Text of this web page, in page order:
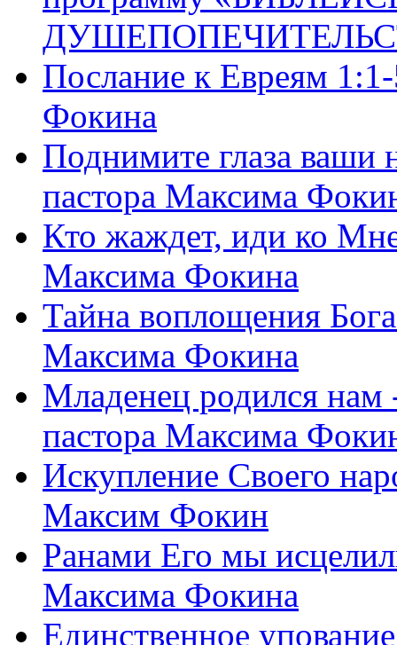
Послание к Евреям
Фокина
Поднимите глаза ваши
пастора Максима
Кто жаждет, иди ко
Максима Фокина
Тайна воплощения
Максима Фокина
Младенец родился
пастора Максима
Искупление Своего
Максим Фокин
Ранами Его мы
Максима Фокина
Единственное